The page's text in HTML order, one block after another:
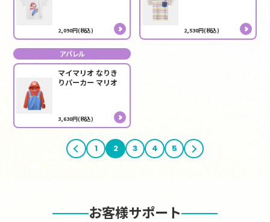
2,090円(税込) 2,530円(税込)
アパレル
マイマリオ なりき
りパーカー マリオ
3,630円(税込)
前へ 1 2 3 4 5 次へ
お客様サポート